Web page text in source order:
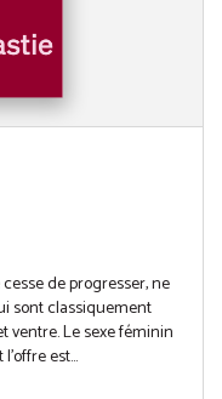
de progresser, ne
sont classiquement
ventre. Le sexe féminin
est...